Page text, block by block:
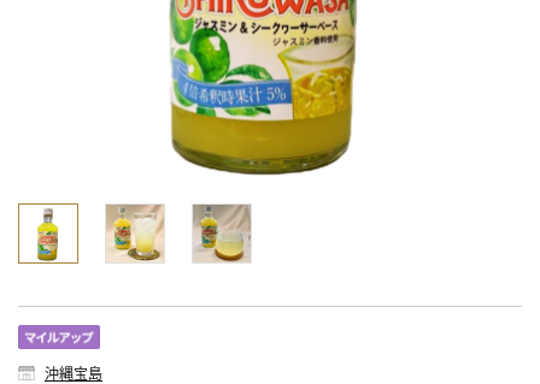
沖縄宝島